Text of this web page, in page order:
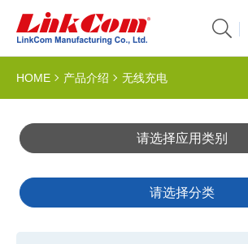
HOME 产品介绍 无线充电
请选择应用类别
请选择分类